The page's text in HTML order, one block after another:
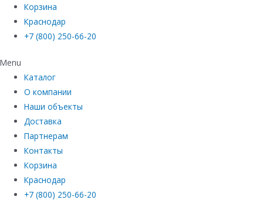
Корзина
Краснодар
+7 (800) 250-66-20
Menu
Каталог
О компании
Наши объекты
Доставка
Партнерам
Контакты
Корзина
Краснодар
+7 (800) 250-66-20